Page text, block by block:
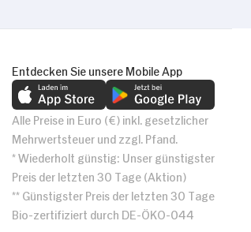
Entdecken Sie unsere Mobile App
Alle Preise in Euro (€) inkl. gesetzlicher
Mehrwertsteuer und zzgl. Pfand.
* Wiederholt günstig: Unser günstigster
Preis der letzten 30 Tage (Aktion)
** Günstigster Preis der letzten 30 Tage
Bio-zertifiziert durch DE-ÖKO-044